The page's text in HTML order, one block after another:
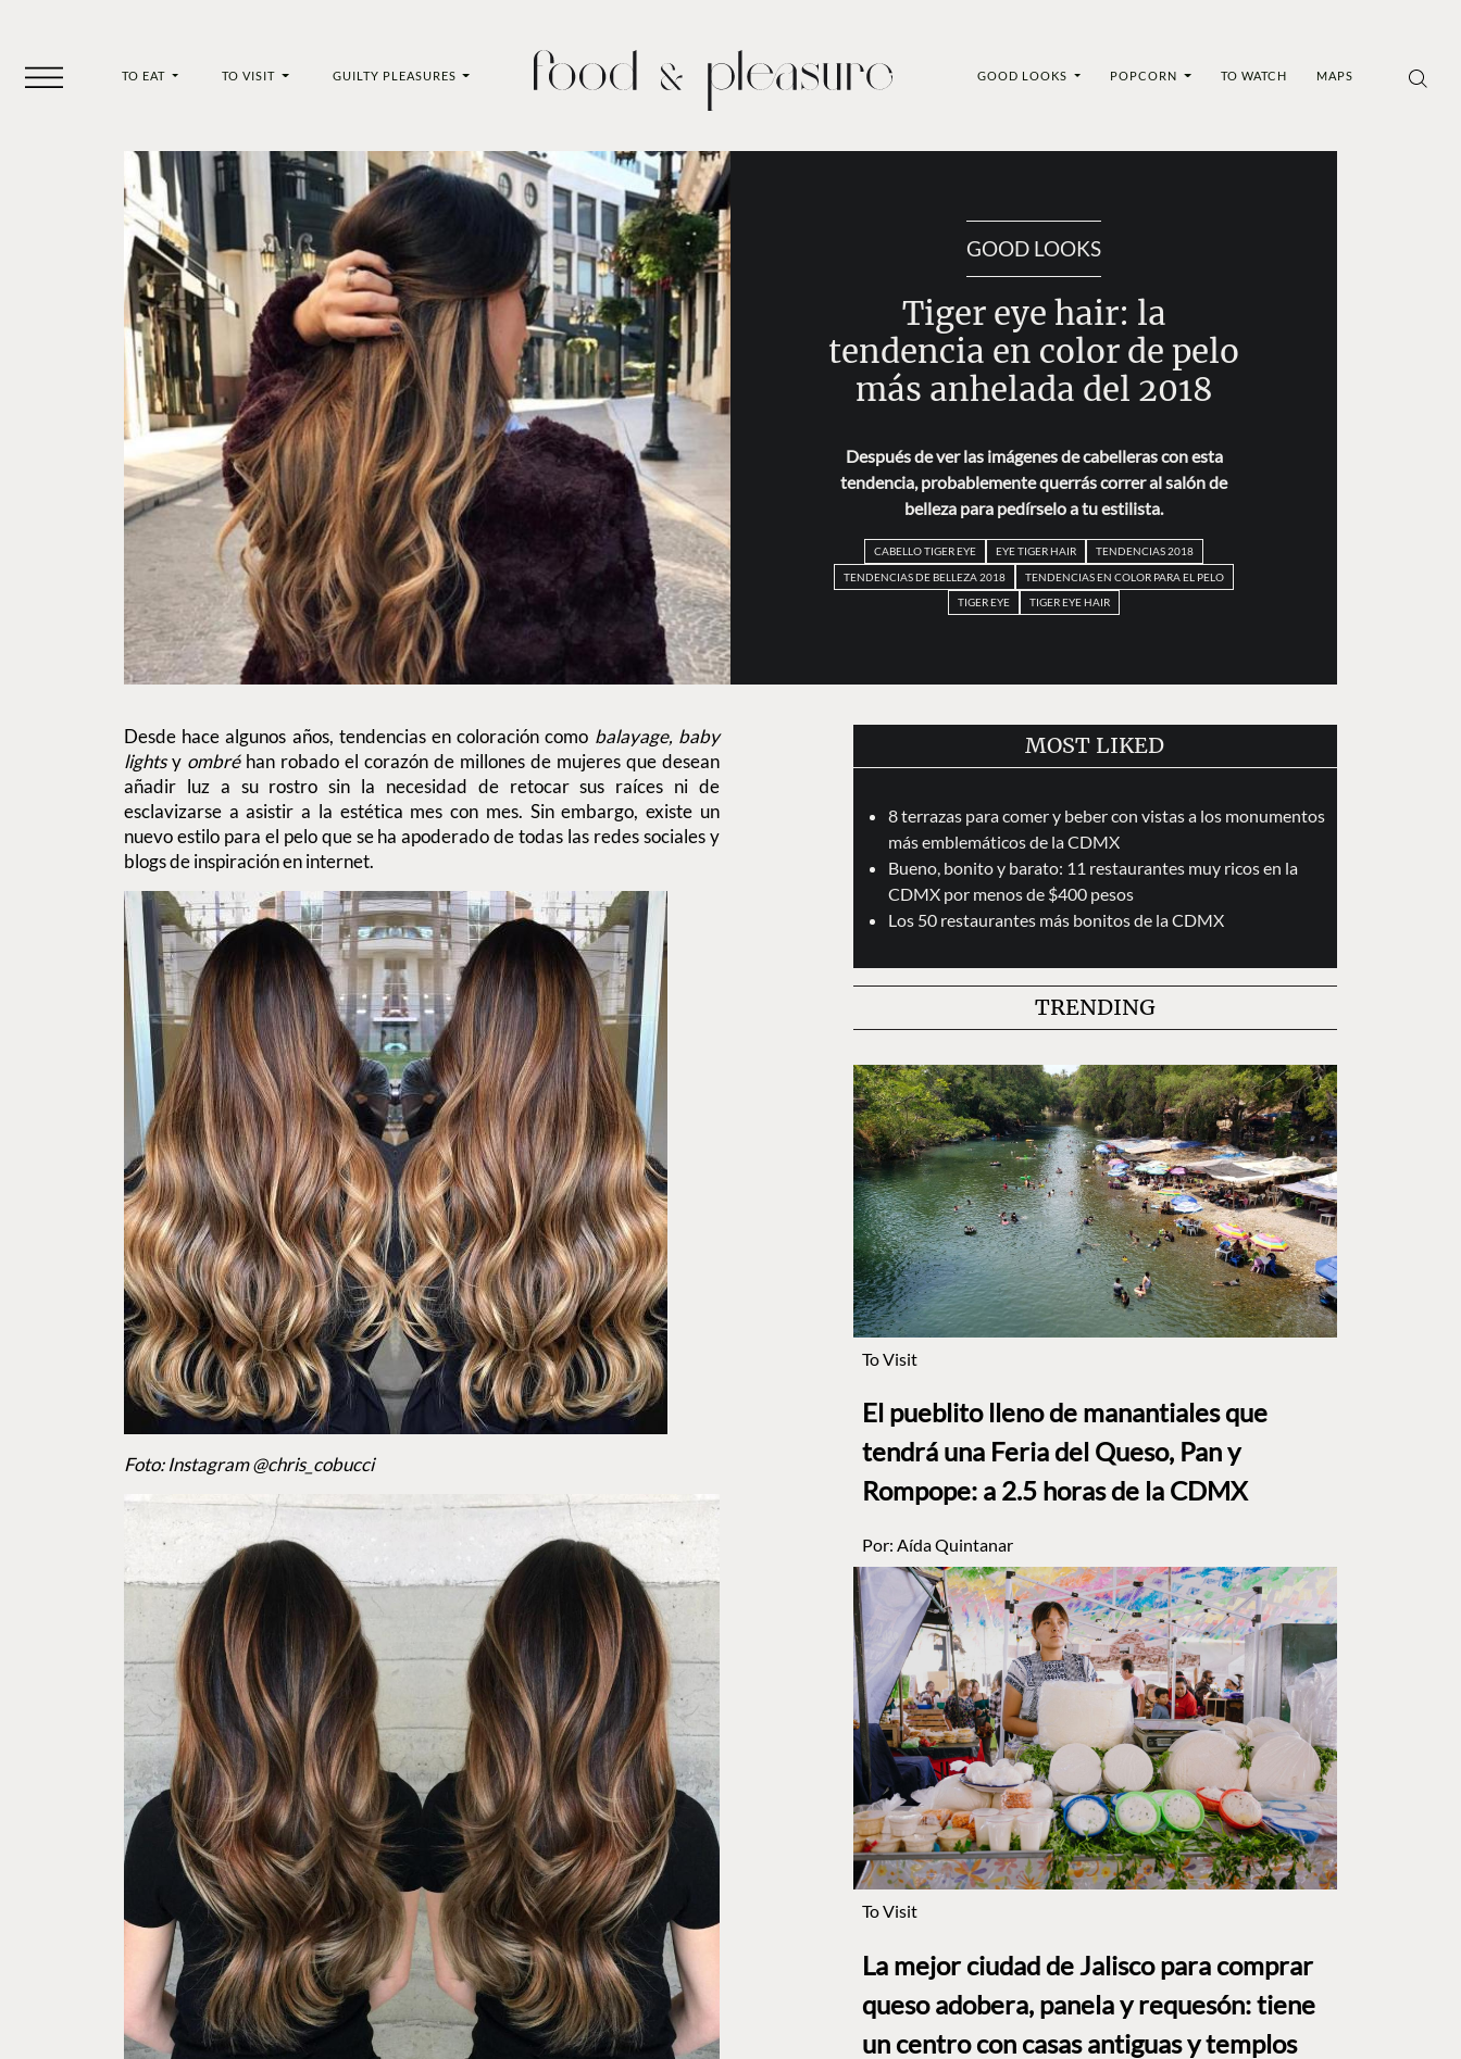
TO EAT TO VISIT GUILTY PLEASURES GOOD LOOKS POPCORN TO WATCH MAPS
GOOD LOOKS
Tiger eye hair: la
tendencia en color de pelo
más anhelada del 2018
Después de ver las imágenes de cabelleras con esta
tendencia, probablemente querrás correr al salón de
belleza para pedírselo a tu estilista.
CABELLO TIGER EYE EYE TIGER HAIR
TENDENCIAS 2018
TENDENCIAS DE BELLEZA 2018
TENDENCIAS EN COLOR PARA EL PELO
TIGER EYE
TIGER EYE HAIR
Desde hace algunos años, tendencias en coloración como balayage, baby
lightsy ombréhan robado el corazón de millones de mujeres que desean
añadir luz a su rostro sin la necesidad de retocar sus raíces ni de
esclavizarse a asistir a la estética mes con mes. Sin embargo, existe un
nuevo estilo para el pelo que se ha apoderado de todas las redes sociales y
blogs de inspiración en internet.
Foto: Instagram @chris_cobucci
MOST LIKED
8 terrazas para comer y beber con vistas a los monumentos
más emblemáticos de la CDMX
Bueno, bonito y barato: 11 restaurantes muy ricos en la
CDMX por menos de $400 pesos
Los 50 restaurantes más bonitos de la CDMX
TRENDING
To Visit
El pueblito lleno de manantiales que
tendrá una Feria del Queso, Pan y
Rompope: a 2.5 horas de la CDMX
Por: Aída Quintanar
To Visit
La mejor ciudad de Jalisco para comprar
queso adobera, panela y requesón: tiene
un centro con casas antiguas y templos